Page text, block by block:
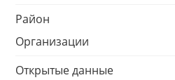
Район
Организации
Открытые данные